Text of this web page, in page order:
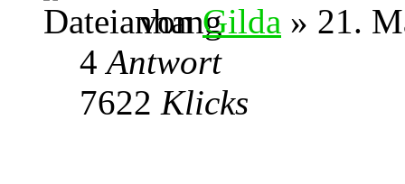
vonGilda » 21.
4Antwort
7622 Klicks